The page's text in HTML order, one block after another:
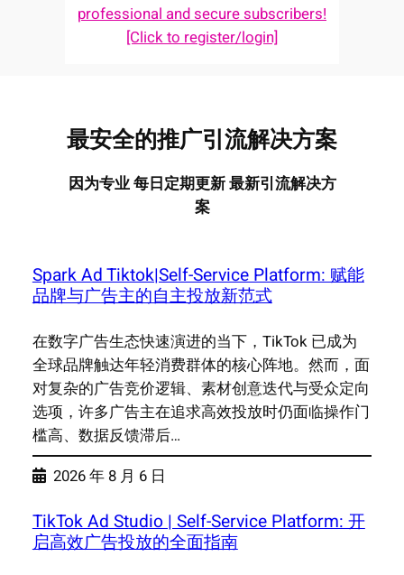
professional and secure subscribers!
[Click to register/login]
最安全的推广引流解决方案
因为专业 每日定期更新 最新引流解决方
案
Spark Ad Tiktok|Self-Service Platform: 赋能
品牌与广告主的自主投放新范式
在数字广告生态快速演进的当下，TikTok 已成为
全球品牌触达年轻消费群体的核心阵地。然而，面
对复杂的广告竞价逻辑、素材创意迭代与受众定向
选项，许多广告主在追求高效投放时仍面临操作门
槛高、数据反馈滞后…
2026 年 8 月 6 日
TikTok Ad Studio | Self-Service Platform: 开
启高效广告投放的全面指南